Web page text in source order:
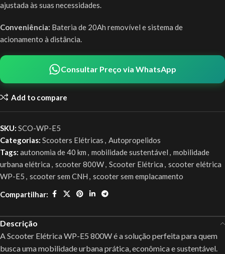
ajustada às suas necessidades.
Conveniência: Bateria de 20Ah removível e sistema de
acionamento à distância.
Consultar Preço via WhatsApp
Add to compare
SKU: SCO-WP-E5
Categorias: Scooters Elétricas , Autopropelidos
Tags: autonomia de 40 km , mobilidade sustentável , mobilidade
urbana elétrica , scooter 800W, Scooter Elétrica , scooter elétrica
WP-E5 , scooter sem CNH , scooter sem emplacamento
Compartilhar:
Descrição
A Scooter Elétrica WP-E5 800W é a solução perfeita para quem
busca uma mobilidade urbana prática, econômica e sustentável.